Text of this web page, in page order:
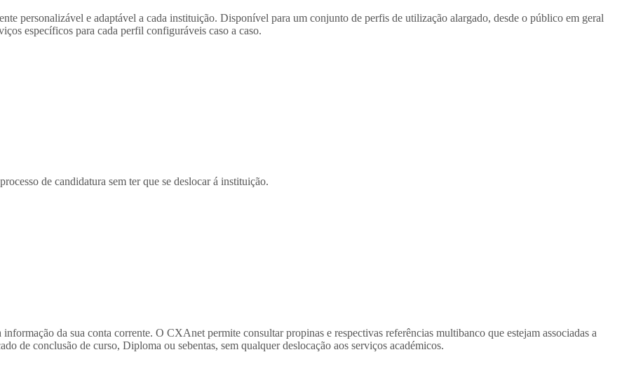
personalizável e adaptável a cada instituição. Disponível para um conjunto de perfis de utilização alargado, desde o público em geral
específicos para cada perfil configuráveis caso a caso.
de candidatura sem ter que se deslocar á instituição.
da sua conta corrente. O CXAnet permite consultar propinas e respectivas referências multibanco que estejam associadas a
de conclusão de curso, Diploma ou sebentas, sem qualquer deslocação aos serviços académicos.